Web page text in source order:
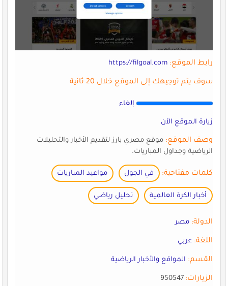
رابط الموقع: https://filgoal.com
سوف يتم توجيهك إلى الموقع خلال 20 ثانية
إلغاء
زيارة الموقع الآن
وصف الموقع:موقع مصري بارز لتقديم الأخبار والتحليلات
الرياضية وجداول المباريات.
كلمات مفتاحية: في الجول مواعيد المباريات
أخبار الكرة العالمية تحليل رياضي
الدولة: مصر
اللغة: عربي
القسم: المواقع والأخبار الرياضية
الزيارات:950547